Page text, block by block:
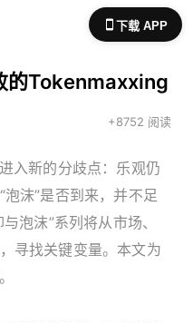
下载 APP
的Tokenmaxxing
+8752 阅读
入新的分歧点：乐观仍
沫”是否到来，并不足
泡沫”系列将从市场、
寻找关键变量。本文为